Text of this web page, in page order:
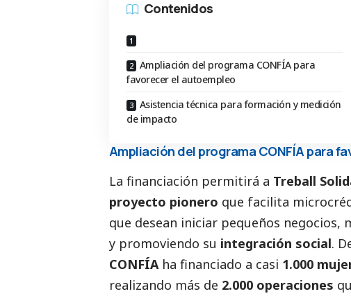
Contenidos
Ampliación del programa CONFÍA para
favorecer el autoempleo
Asistencia técnica para formación y medición
de impacto
Ampliación del programa CONFÍA para
La financiación permitirá a Treball
proyecto pionero que facilita
que desean iniciar pequeños negocios,
y promoviendo su integración social.
CONFÍA ha financiado a casi 1.000
realizando más de 2.000 operaciones